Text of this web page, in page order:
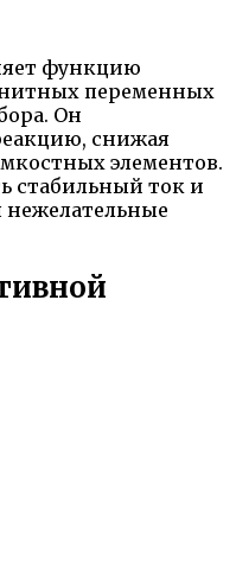
функцию
переменных
Он
снижая
элементов.
стабильный ток и